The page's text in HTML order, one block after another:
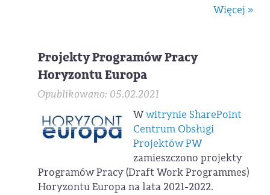
Więcej »
Projekty Programów Pracy
Horyzontu Europa
Opublikowano: 05.02.2021
Wwitrynie SharePoint
Centrum Obsługi
Projektów PW
zamieszczono projekty
Programów Pracy (Draft Work Programmes)
Horyzontu Europa na lata 2021-2022.